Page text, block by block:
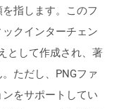
指します。このフ
クインターチェン
として作成され、著
ただし、PNGファ
をサポートしてい